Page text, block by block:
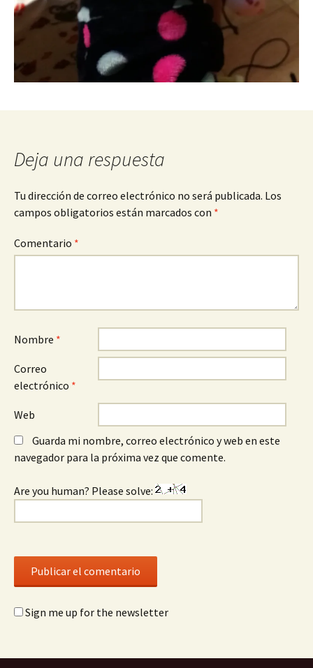
Deja una respuesta
Tu dirección de correo electrónico no será publicada. Los
campos obligatorios están marcados con *
Comentario *
Nombre *
Correo
electrónico *
Web
Guarda mi nombre, correo electrónico y web en este
navegador para la próxima vez que comente.
Are you human? Please solve:
Sign me up for the newsletter